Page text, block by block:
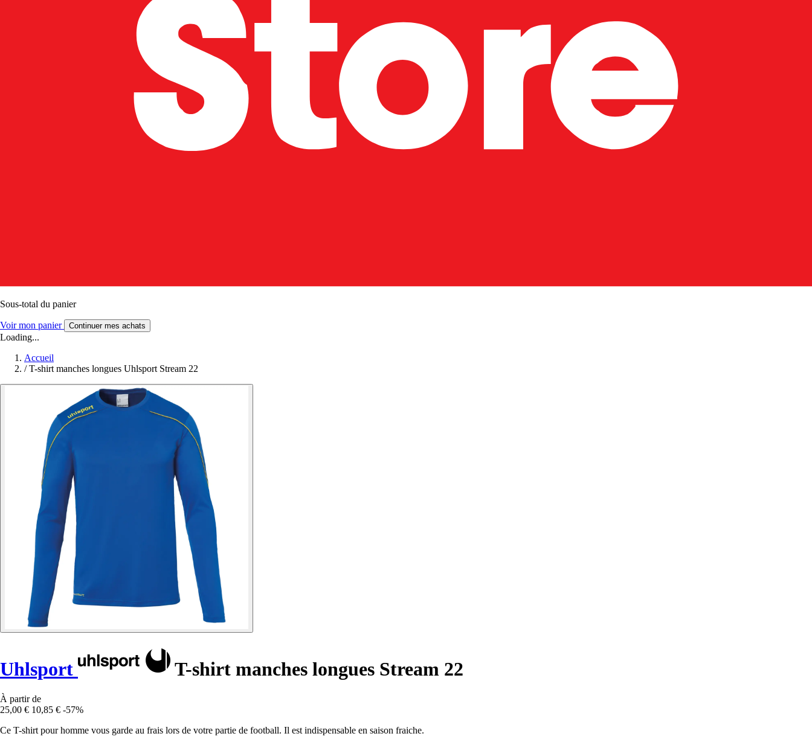
Sous-total du panier
Voir mon panier Continuer mes achats
Loading...
Accueil
/ T-shirt manches longues Uhlsport Stream 22
Uhlsport T-shirt manches longues Stream 22
À partir de
25,00 € 10,85 € -57%
Ce T-shirt pour homme vous garde au frais lors de votre partie de football. Il est indispensable en saison fraiche.